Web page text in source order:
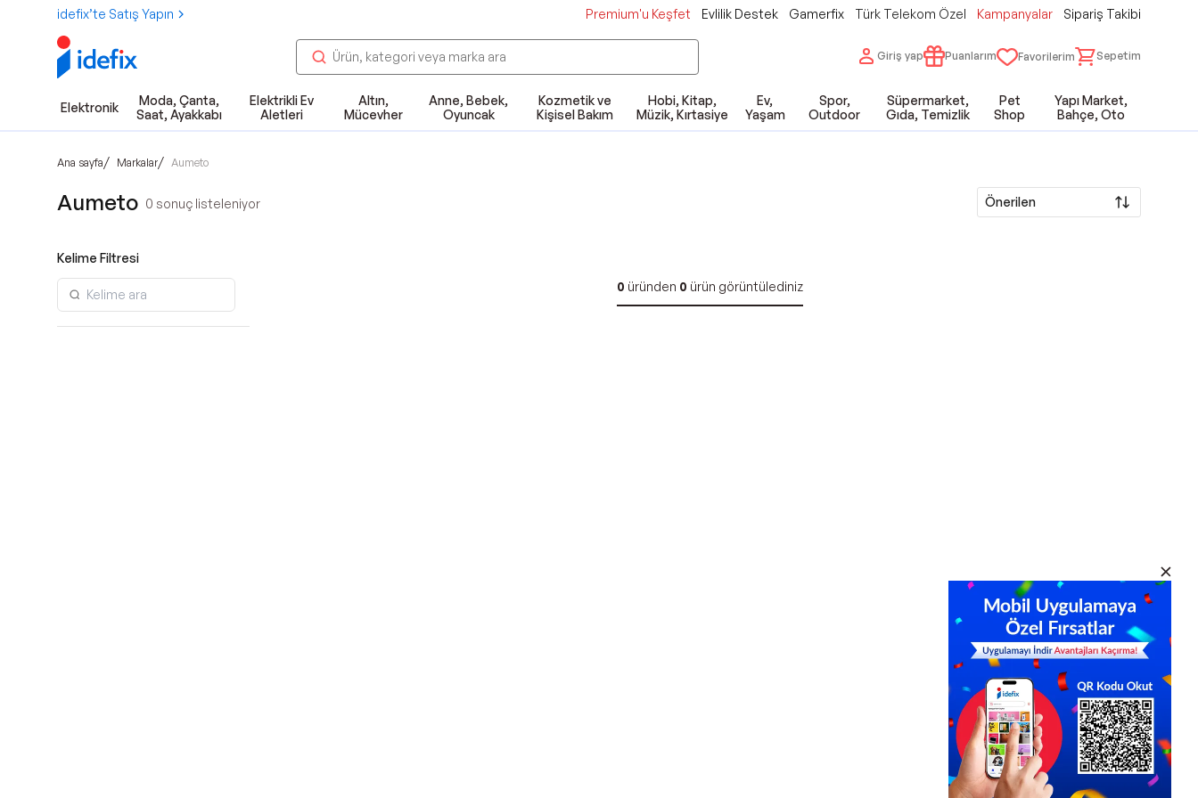
idefix’te Satış Yapın Premium'u Keşfet Evlilik Destek Gamerfix Türk Telekom Özel Kampanyalar Sipariş Takibi
Giriş yap Puanlarım Favorilerim Sepetim
Elektronik
Moda, Çanta,
Saat, Ayakkabı
Elektrikli Ev
Aletleri
Altın,
Mücevher
Anne, Bebek,
Oyuncak
Kozmetik ve
Kişisel Bakım
Hobi, Kitap,
Müzik, Kırtasiye
Ev,
Yaşam
Spor,
Outdoor
Süpermarket,
Gıda, Temizlik
Pet
Shop
Yapı Market,
Bahçe, Oto
Ana sayfa/ Markalar/ Aumeto
Aumeto 0 sonuç listeleniyor Önerilen
Kelime Filtresi
0 üründen 0 ürün görüntülediniz